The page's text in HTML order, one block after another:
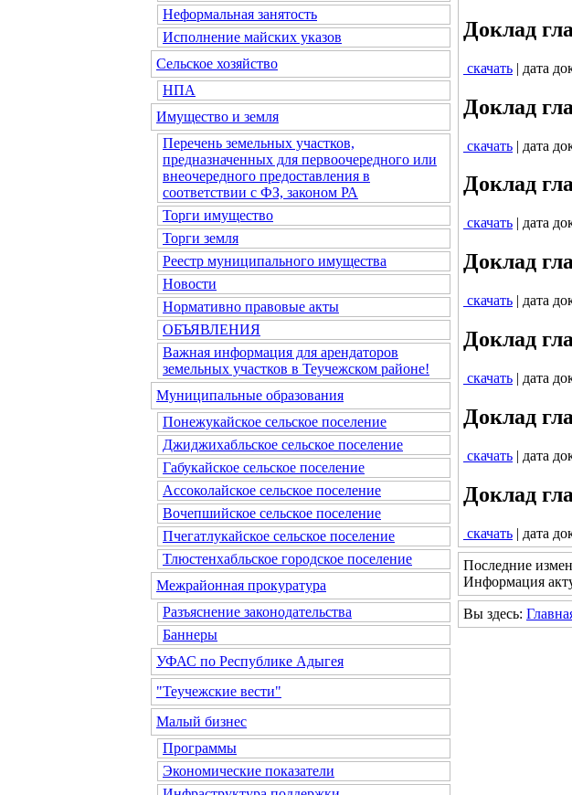
Неформальная занятость
Исполнение майских указов
Сельское хозяйство
НПА
Имущество и земля
Перечень земельных участков,
предназначенных для первоочередного или
внеочередного предоставления в
соответствии с ФЗ, законом РА
Торги имущество
Торги земля
Реестр муниципального имущества
Новости
Нормативно правовые акты
ОБЪЯВЛЕНИЯ
Важная информация для арендаторов
земельных участков в Теучежском районе!
Муниципальные образования
Понежукайское сельское поселение
Джиджихабльское сельское поселение
Габукайское сельское поселение
Ассоколайское сельское поселение
Вочепшийское сельское поселение
Пчегатлукайское сельское поселение
Тлюстенхабльское городское поселение
Межрайонная прокуратура
Разъяснение законодательства
Баннеры
УФАС по Республике Адыгея
"Теучежские вести"
Малый бизнес
Программы
Экономические показатели
Доклад
скачать | дата
Доклад
скачать | дата
Доклад
скачать | дата
Доклад
скачать | дата
Доклад
скачать | дата
Доклад
скачать | дата
Доклад
скачать | дата
Последние
Информация
Вы здесь: